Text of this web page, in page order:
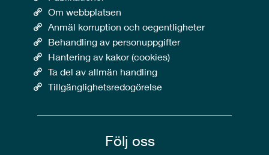
Om webbplatsen
Anmäl korruption och oegentligheter
Behandling av personuppgifter
Hantering av kakor (cookies)
Ta del av allmän handling
Tillgänglighetsredogörelse
Följ oss